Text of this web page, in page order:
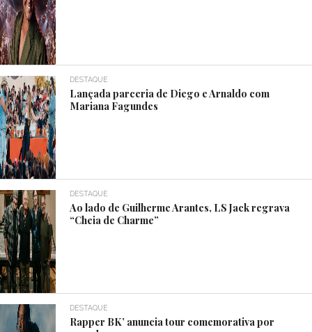
DESTAQUE
Lançada parceria de Diego e Arnaldo com
Mariana Fagundes
DESTAQUE
Ao lado de Guilherme Arantes, LS Jack regrava
“Cheia de Charme”
DESTAQUE
Rapper BK’ anuncia tour comemorativa por